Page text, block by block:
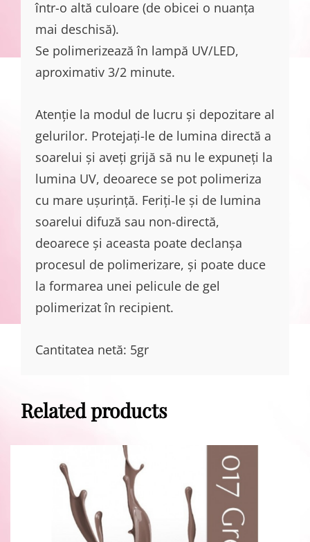
într-o altă culoare (de obicei o nuanța
mai deschisă).
Se polimerizează în lampă UV/LED,
aproximativ 3/2 minute.
Atenție la modul de lucru și depozitare al
gelurilor. Protejați-le de lumina directă a
soarelui și aveți grijă să nu le expuneți la
lumina UV, deoarece se pot polimeriza
cu mare ușurință. Feriți-le și de lumina
soarelui difuză sau non-directă,
deoarece și aceasta poate declanșa
procesul de polimerizare, și poate duce
la formarea unei pelicule de gel
polimerizat în recipient.
Cantitatea netă: 5gr
Related products